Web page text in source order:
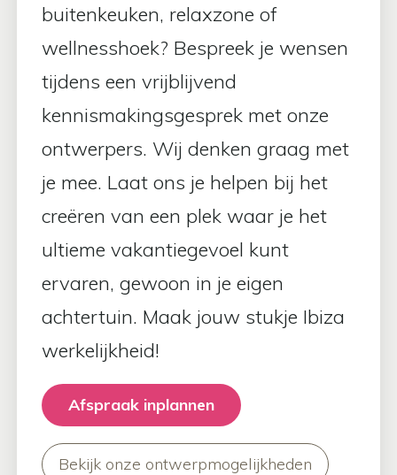
buitenkeuken, relaxzone of
wellnesshoek? Bespreek je wensen
tijdens een vrijblijvend
kennismakingsgesprek met onze
ontwerpers. Wij denken graag met
je mee. Laat ons je helpen bij het
creëren van een plek waar je het
ultieme vakantiegevoel kunt
ervaren, gewoon in je eigen
achtertuin. Maak jouw stukje Ibiza
werkelijkheid!
Afspraak inplannen
Bekijk onze ontwerpmogelijkheden